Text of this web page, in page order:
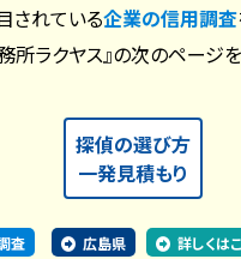
されている企業の信用調査
所ラクヤス』の次のページ
探偵の選び方
一発見積もり
査 広島県 詳しくは